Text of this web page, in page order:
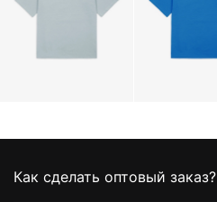
Как сделать оптовый заказ?